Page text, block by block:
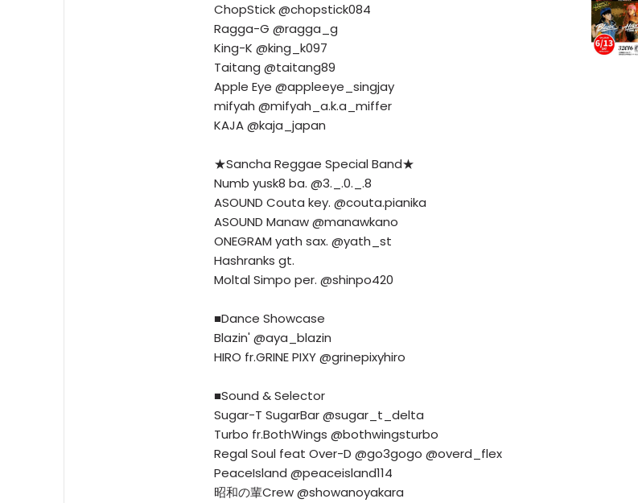
ChopStick @chopstick084
Ragga-G @ragga_g
King-K @king_k097
Taitang @taitang89
Apple Eye @appleeye_singjay
mifyah @mifyah_a.k.a_miffer
KAJA @kaja_japan
★Sancha Reggae Special Band★
Numb yusk8 ba. @3._.0._.8
ASOUND Couta key. @couta.pianika
ASOUND Manaw @manawkano
ONEGRAM yath sax. @yath_st
Hashranks gt.
Moltal Simpo per. @shinpo420
■Dance Showcase
Blazin' @aya_blazin
HIRO fr.GRINE PIXY @grinepixyhiro
■Sound & Selector
Sugar-T SugarBar @sugar_t_delta
Turbo fr.BothWings @bothwingsturbo
Regal Soul feat Over-D @go3gogo @overd_flex
PeaceIsland @peaceisland114
昭和の輩Crew @showanoyakara